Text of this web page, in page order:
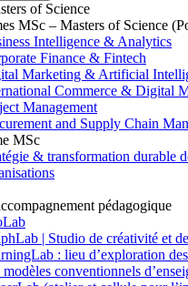
of Science
MSc – Masters of Science
Intelligence & Analytics
Finance & Fintech
Marketing & Artificial
Commerce & Digital
Management
and Supply Chain
MSc
& transformation durable
pédagogique
| Studio de créativité et
: lieu d’exploration
modèles conventionnels